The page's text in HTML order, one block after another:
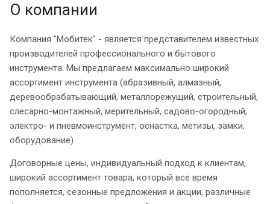
О компании
Компания "Мобитек" - является представителем известных
производителей профессионального и бытового
инструмента. Мы предлагаем максимально широкий
ассортимент инструмента (абразивный, алмазный,
деревообрабатывающий, металлорежущий, строительный,
слесарно-монтажный, мерительный, садово-огородный,
электро- и пневмоинструмент, оснастка, метизы, замки,
оборудование).
Договорные цены, индивидуальный подход к клиентам,
широкий ассортимент товара, который все время
пополняется, сезонные предложения и акции, различные